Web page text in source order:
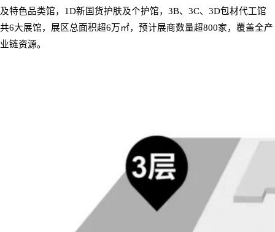
及特色品类馆， 1D新国货护肤及个护馆， 3B、 3C、 3D包材代工馆
共6大展馆，展区总面积超6 万㎡，预计展商数量超800家，覆盖全产
业链资源。